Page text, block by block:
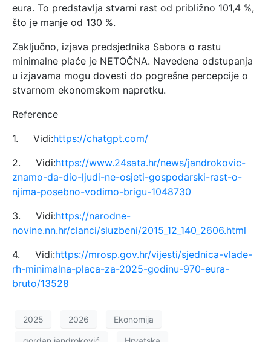
eura. To predstavlja stvarni rast od približno 101,4 %,
što je manje od 130 %.
Zaključno, izjava predsjednika Sabora o rastu
minimalne plaće je NETOČNA. Navedena odstupanja
u izjavama mogu dovesti do pogrešne percepcije o
stvarnom ekonomskom napretku.
Reference
1. Vidi:https://chatgpt.com/
2. Vidi:https://www.24sata.hr/news/jandrokovic-
znamo-da-dio-ljudi-ne-osjeti-gospodarski-rast-o-
njima-posebno-vodimo-brigu-1048730
3. Vidi:https://narodne-
novine.nn.hr/clanci/sluzbeni/2015_12_140_2606.html
4. Vidi:https://mrosp.gov.hr/vijesti/sjednica-vlade-
rh-minimalna-placa-za-2025-godinu-970-eura-
bruto/13528
2025 2026 Ekonomija